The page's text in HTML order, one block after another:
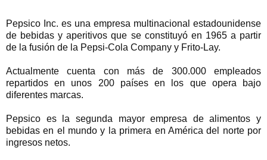
Pepsico Inc. es una empresa multinacional estadounidense
de bebidas y aperitivos que se constituyó en 1965 a partir
de la fusión de la Pepsi-Cola Company y Frito-Lay.
Actualmente cuenta con más de 300.000 empleados
repartidos en unos 200 países en los que opera bajo
diferentes marcas.
Pepsico es la segunda mayor empresa de alimentos y
bebidas en el mundo y la primera en América del norte por
ingresos netos.